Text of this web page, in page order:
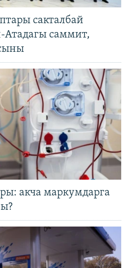
сакталбай
Атадагы саммит,
акча маркумдарга